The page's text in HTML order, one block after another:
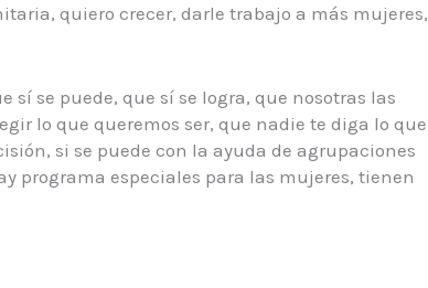
quiero crecer, darle trabajo a más mujeres,
sí se puede, que sí se logra, que nosotras las
lo que queremos ser, que nadie te diga lo que
si se puede con la ayuda de agrupaciones
programa especiales para las mujeres, tienen